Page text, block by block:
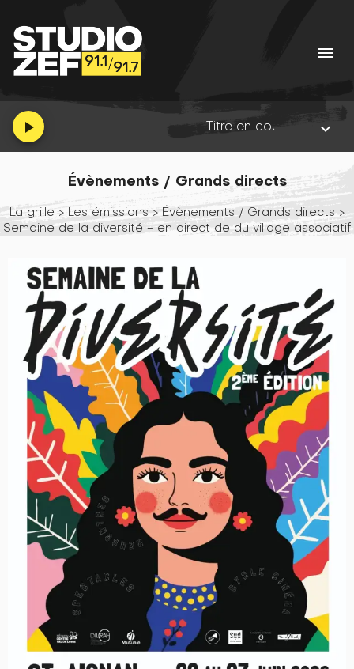
menu
play_arrow Titre en cours :Que dalle tout
keyboard_arrow_down
Évènements / Grands directs
La grille > Les émissions > Évènements / Grands directs >
Semaine de la diversité - en direct de du village associatif